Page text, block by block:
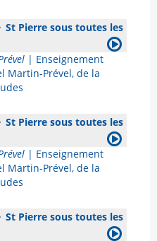
St Pierre sous toutes les
| Enseignement
Martin-Prével, de la
St Pierre sous toutes les
| Enseignement
Martin-Prével, de la
St Pierre sous toutes les